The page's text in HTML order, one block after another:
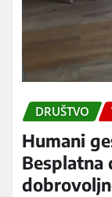
DRUŠTVO
Humani
Besplatna